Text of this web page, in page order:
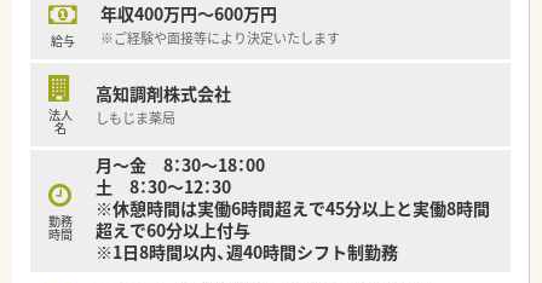
シュ休暇を利用することで心身ともにリフレッシュできる環境
です。
可能です。
■固定残業代が設定されているため月々の給与が安定しており、
力です。
【想定される業務内容】
■高知県内にある各店舗を巡回しながら調剤や監査および服薬
指導を行い、状況に応じて在宅業務や施設への配達なども担当し
給与
年収400万円～600万円
※ご経験や面接等により決定いたします
法人
名
高知調剤株式会社
しもじま薬局
勤務
時間
月～金 8：30～18：00
土 8：30～12：30
※休憩時間は実働6時間超えで45分以上と実働8時間
超えで60分以上付与
※1日8時間以内、週40時間シフト制勤務